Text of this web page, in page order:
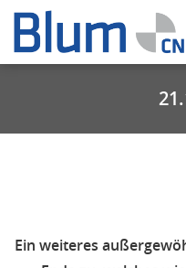
Ein weiteres